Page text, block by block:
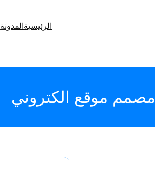
الرئيسية المدونة
مصمم موقع الكتروني